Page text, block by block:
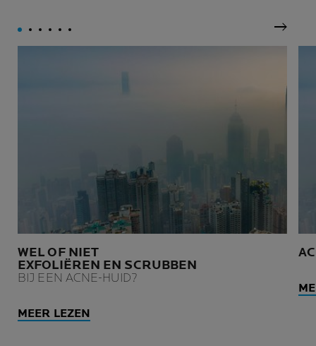
WEL OF NIET
EXFOLIËREN EN SCRUBBEN
BIJ EEN ACNE-HUID?
MEER LEZEN